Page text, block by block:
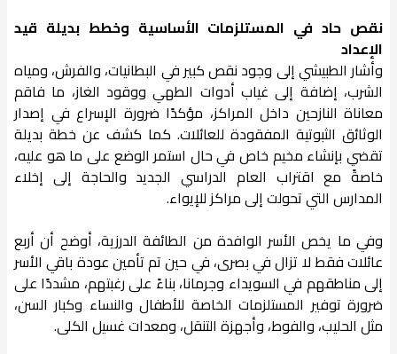
نقص حاد في المستلزمات الأساسية وخطط بديلة قيد
الإعداد
وأشار الطبيشي إلى وجود نقص كبير في البطانيات، والفرش، ومياه
الشرب، إضافة إلى غياب أدوات الطهي ووقود الغاز، ما فاقم
معاناة النازحين داخل المراكز، مؤكدًا ضرورة الإسراع في إصدار
الوثائق الثبوتية المفقودة للعائلات. كما كشف عن خطة بديلة
تقضي بإنشاء مخيم خاص في حال استمر الوضع على ما هو عليه،
خاصةً مع اقتراب العام الدراسي الجديد والحاجة إلى إخلاء
المدارس التي تحولت إلى مراكز للإيواء.
وفي ما يخص الأسر الوافدة من الطائفة الدرزية، أوضح أن أربع
عائلات فقط لا تزال في بصرى، في حين تم تأمين عودة باقي الأسر
إلى مناطقهم في السويداء وجرمانا، بناءً على رغبتهم، مشددًا على
ضرورة توفير المستلزمات الخاصة للأطفال والنساء وكبار السن،
مثل الحليب، والفوط، وأجهزة التنقل، ومعدات غسيل الكلى.